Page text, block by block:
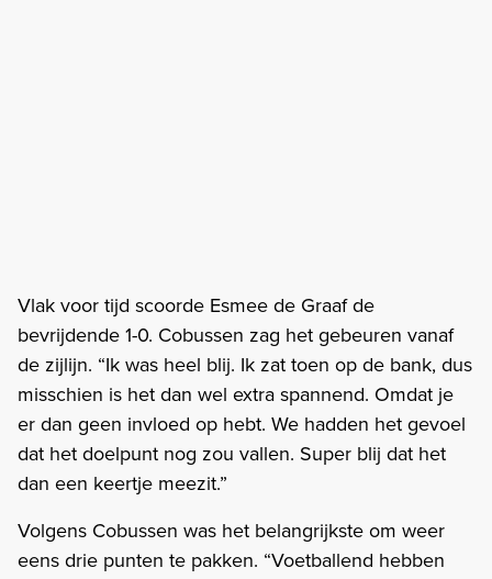
Vlak voor tijd scoorde Esmee de Graaf de
bevrijdende 1-0. Cobussen zag het gebeuren vanaf
de zijlijn. “Ik was heel blij. Ik zat toen op de bank, dus
misschien is het dan wel extra spannend. Omdat je
er dan geen invloed op hebt. We hadden het gevoel
dat het doelpunt nog zou vallen. Super blij dat het
dan een keertje meezit.”
Volgens Cobussen was het belangrijkste om weer
eens drie punten te pakken. “Voetballend hebben